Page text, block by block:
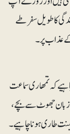
کا طویل سفر طے
عذاب پر۔
کہ تمھاری سماعت
زبان جھوٹ سے بچے،
طاری ہونا چاہیے۔